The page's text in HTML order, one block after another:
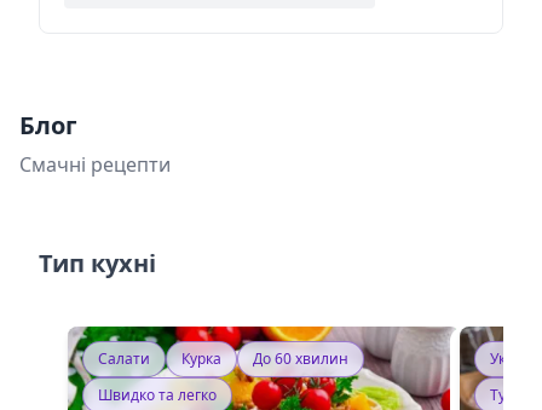
Блог
Смачні рецепти
Тип кухні
Салати Курка
До 60 хвилин
Швидко та легко